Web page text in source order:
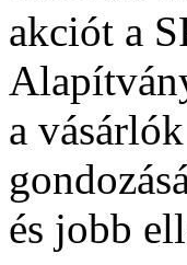
akciót a
a
és jobb